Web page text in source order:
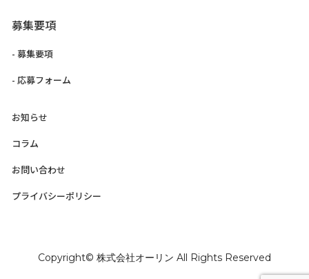
募集要項
- 募集要項
- 応募フォーム
お知らせ
コラム
お問い合わせ
プライバシーポリシー
Copyright© 株式会社オーリン All Rights Reserved